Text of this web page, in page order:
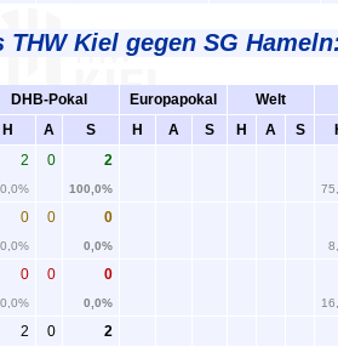
Kiel gegen SG
DHB-Pokal Europapokal
Welt
H A S H A S H A S
2 0 2
100,0%
0
0,0%
0 0
0,0%
0
0,0%
0 0
0,0%
2 0 2